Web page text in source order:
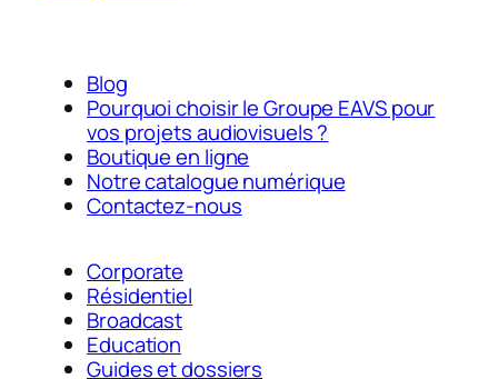
Blog
Pourquoi choisir le Groupe EAVS pour
vos projets audiovisuels ?
Boutique en ligne
Notre catalogue numérique
Contactez-nous
Corporate
Résidentiel
Broadcast
Education
Guides et dossiers